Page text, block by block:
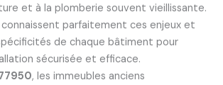
et à la plomberie souvent vieillissante.
parfaitement ces enjeux et
de chaque bâtiment pour
sécurisée et efficace.
, les immeubles anciens